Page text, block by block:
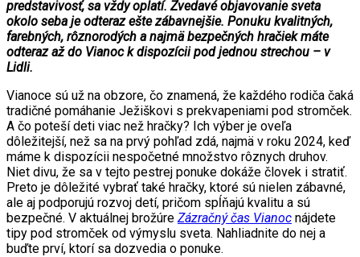
predstavivosť, sa vždy oplatí. Zvedavé objavovanie sveta
okolo seba je odteraz ešte zábavnejšie. Ponuku kvalitných,
farebných, rôznorodých a najmä bezpečných hračiek máte
odteraz až do Vianoc k dispozícii pod jednou strechou – v
Lidli.
Vianoce sú už na obzore, čo znamená, že každého rodiča čaká
tradičné pomáhanie Ježiškovi s prekvapeniami pod stromček.
A čo poteší deti viac než hračky? Ich výber je oveľa
dôležitejší, než sa na prvý pohľad zdá, najmä v roku 2024, keď
máme k dispozícii nespočetné množstvo rôznych druhov.
Niet divu, že sa v tejto pestrej ponuke dokáže človek i stratiť.
Preto je dôležité vybrať také hračky, ktoré sú nielen zábavné,
ale aj podporujú rozvoj detí, pričom spĺňajú kvalitu a sú
bezpečné. V aktuálnej brožúre Zázračný čas Vianoc nájdete
tipy pod stromček od výmyslu sveta. Nahliadnite do nej a
buďte prví, ktorí sa dozvedia o ponuke.